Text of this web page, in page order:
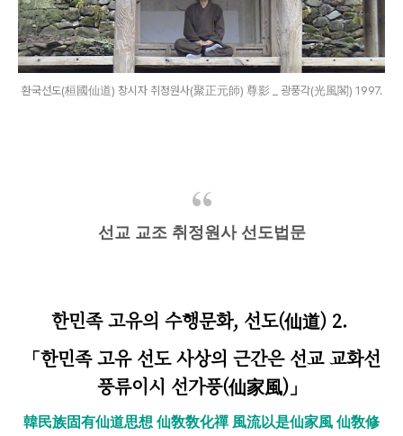
환국선도(桓國仙道) 창시자 취정원사(聚正元師) 尊影 _ 광풍각(光風閣) 1997.
선교 교조 취정원사 선도법문
한민족 고유의 수행문화, 선도(仙道) 2.
「한민족 고유 선도 사상의 근간은 선교 교화선
풍류이시 선가풍(仙家風)」
韓民族固有仙道思想 仙敎敎化禪 風流以是仙家風 仙敎修